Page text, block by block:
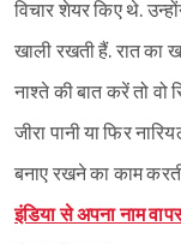
विचार शेयर किए थे.
खाली रखती हैं. रात का
नाश्ते की बात करें तो वो
जीरा पानी या फिर
बनाए रखने का काम
इंडिया से अपना नाम